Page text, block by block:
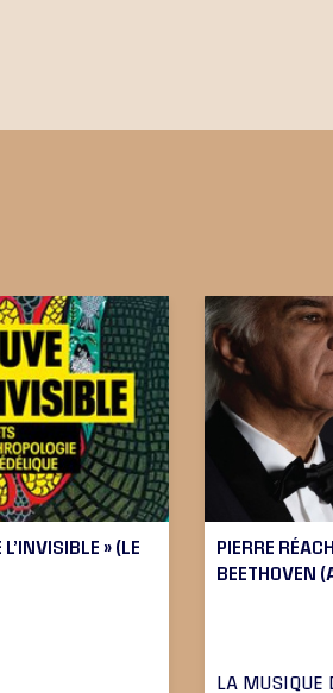
L’INVISIBLE » (LE
PIERRE
BEETHOVEN
LA MUSIQUE